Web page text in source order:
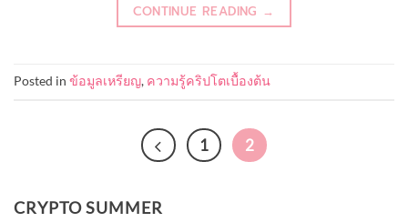
CONTINUE READING →
Posted in ข้อมูลเหรียญ, ความรู้คริปโตเบื้องต้น
1 2
CRYPTO SUMMER